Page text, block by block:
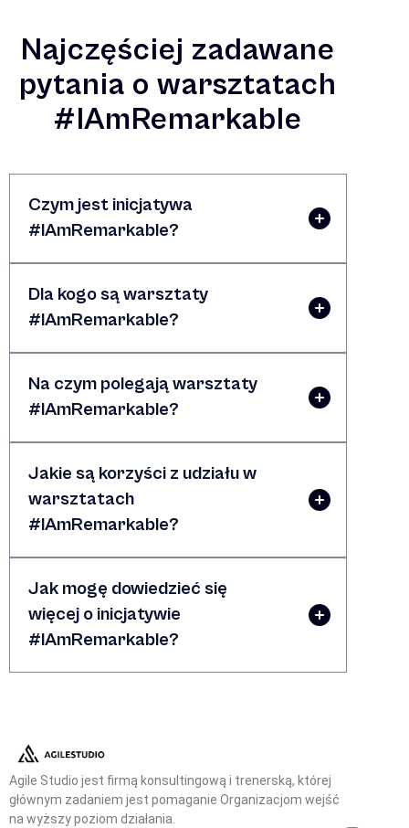
Najczęściej zadawane
pytania o warsztatach
#IAmRemarkable
Czym jest inicjatywa
#IAmRemarkable?
Dla kogo są warsztaty
#IAmRemarkable?
Na czym polegają warsztaty
#IAmRemarkable?
Jakie są korzyści z udziału w
warsztatach
#IAmRemarkable?
Jak mogę dowiedzieć się
więcej o inicjatywie
#IAmRemarkable?
Agile Studio jest firmą konsultingową i trenerską, której
głównym zadaniem jest pomaganie Organizacjom wejść
na wyższy poziom działania.